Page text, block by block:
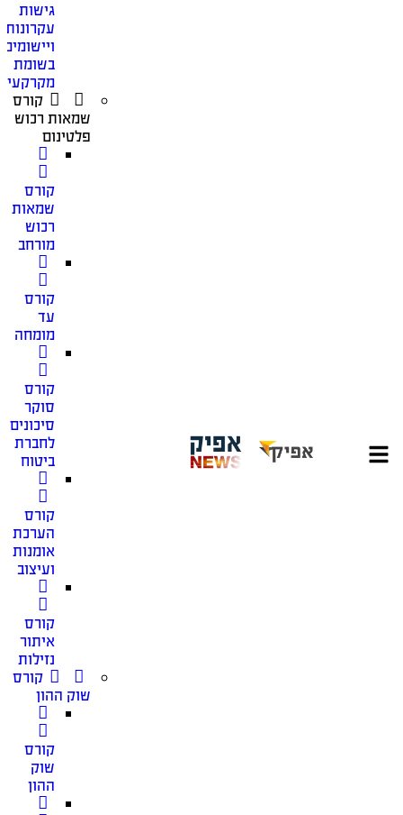
גישות
עקרונות
ויישומים
בשומת
מקרקעין
קורס
שמאות רכוש
פלטינום
קורס
שמאות
רכוש
מורחב
קורס
עד
מומחה
קורס
סוקר
סיכונים
לחברת
ביטוח
קורס
הערכת
אומנות
ועיצוב
קורס
איתור
נזילות
קורס
שוק ההון
קורס
שוק
ההון